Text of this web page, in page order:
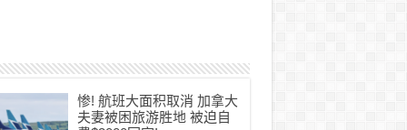
惨! 航班大面积取消 加拿大
夫妻被困旅游胜地 被迫自